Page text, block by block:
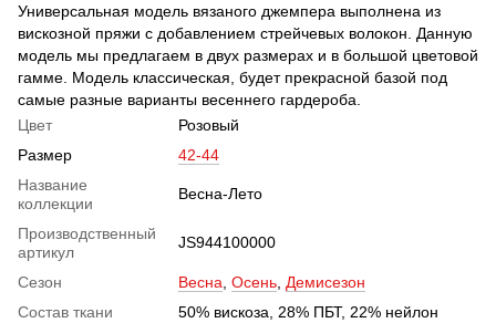
Универсальная модель вязаного джемпера выполнена из
вискозной пряжи с добавлением стрейчевых волокон. Данную
модель мы предлагаем в двух размерах и в большой цветовой
гамме. Модель классическая, будет прекрасной базой под
самые разные варианты весеннего гардероба.
Цвет
Розовый
Размер
42-44
Название
коллекции
Весна-Лето
Производственный
артикул
JS944100000
Сезон Весна Осень Демисезон
Состав ткани
50% вискоза, 28% ПБТ, 22% нейлон